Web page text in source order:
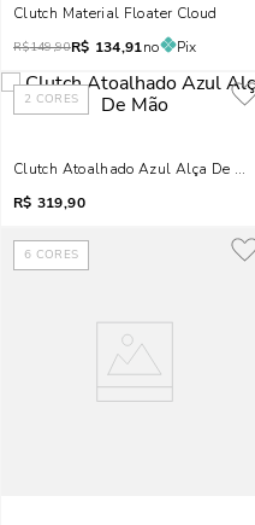
Clutch Material Floater Cloud
R$149,90R$ 134,91no Pix
2 CORES
Clutch Atoalhado Azul Alça De Mão
R$ 319,90
6 CORES